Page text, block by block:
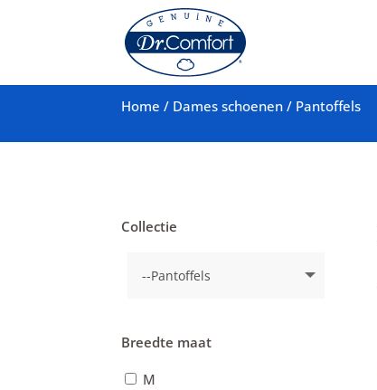
Home / Dames schoenen / Pantoffels
Collectie
Breedte maat
M